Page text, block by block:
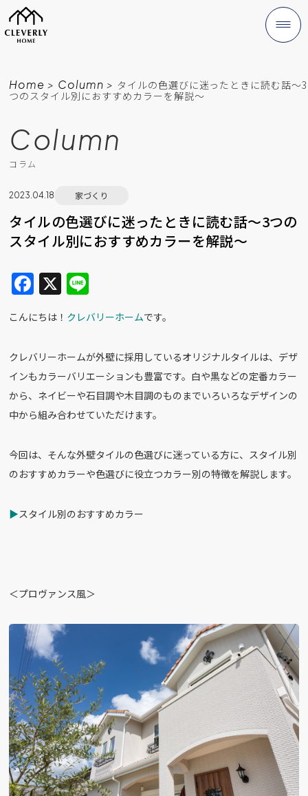
Home > Column > タイルの色選びに迷ったときに読む話〜3
つのスタイル別におすすめカラーを解説〜
Column
コラム
2023.04.18 家づくり
タイルの色選びに迷ったときに読む話〜3つの
スタイル別におすすめカラーを解説〜
F
a
c
e
b
o
o
X
n
e
こんにちは！ クレバリーホームです。
クレバリーホームが外壁に採用しているオリジナルタイルは、デザ
インもカラーバリエーションも豊富です。白や黒などの定番カラー
から、ネイビーや石目調や木目調のものまでいろいろなデザインの
中から組み合わせていただけます。
今回は、そんな外壁タイルの色選びに迷っている方に、スタイル別
のおすすめカラーや色選びに役立つカラー別の特徴を解説します。
▶︎スタイル別のおすすめカラー
＜プロヴァンス風＞